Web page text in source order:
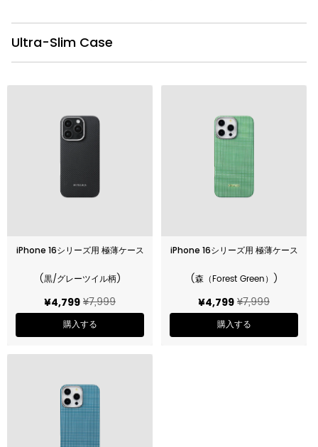
Ultra-Slim Case
iPhone 16シリーズ用 極薄ケース
(黒/グレーツイル柄)
¥4,799 ¥7,999
購入する
iPhone 16シリーズ用 極薄ケース
(森（Forest Green）)
¥4,799 ¥7,999
購入する